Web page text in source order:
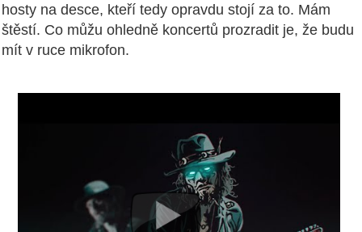
hosty na desce, kteří tedy opravdu stojí za to. Mám
štěstí. Co můžu ohledně koncertů prozradit je, že budu
mít v ruce mikrofon.